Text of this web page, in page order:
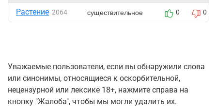
Растение 2064 существительное 0 0
Уважаемые пользователи, если вы обнаружили слова
или синонимы, относящиеся к оскорбительной,
нецензурной или лексике 18+, нажмите справа на
кнопку "Жалоба", чтобы мы могли удалить их.